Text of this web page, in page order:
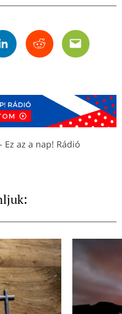
LinkedinRedditEmail
az a nap! Rádió